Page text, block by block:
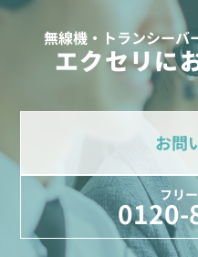
無線機・トランシーバ
エクセリに
お問
フリ
0120-